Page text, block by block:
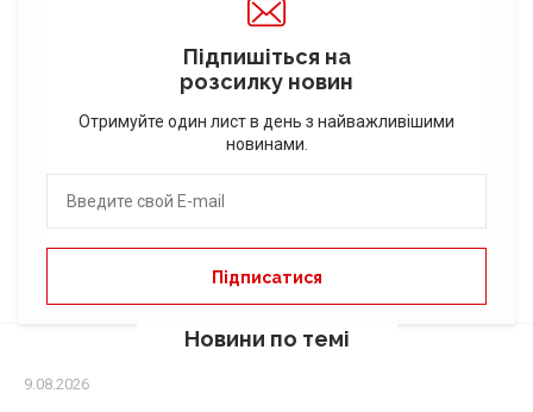
Підпишіться на
розсилку новин
Отримуйте один лист в день з найважливішими
новинами.
Новини по темі
9.08.2026